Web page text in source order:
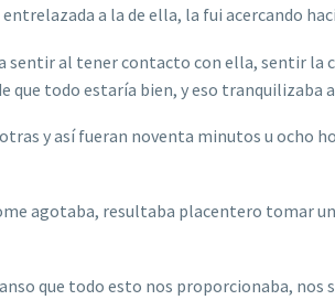
a la de ella, la fui acercando
sentir al tener contacto con ella, sentir la
que todo estaría bien, y eso tranquilizaba
y así fueran noventa minutos u ocho
agotaba, resultaba placentero tomar
que todo esto nos proporcionaba, nos